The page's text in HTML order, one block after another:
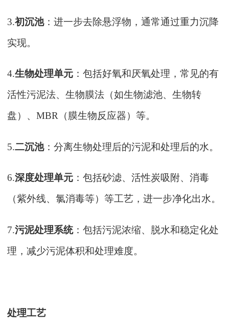
3.初沉池：进一步去除悬浮物，通常通过重力沉降
实现。
4.生物处理单元 ：包括好氧和厌氧处理，常见的有
活性污泥法、生物膜法（如生物滤池、生物转
盘）、 MBR（膜生物反应器）等。
5.二沉池：分离生物处理后的污泥和处理后的水。
6.深度处理单元 ：包括砂滤、活性炭吸附、消毒
（紫外线、氯消毒等）等工艺，进一步净化出水。
7.污泥处理系统：包括污泥浓缩、脱水和稳定化处
理，减少污泥体积和处理难度。
处理工艺